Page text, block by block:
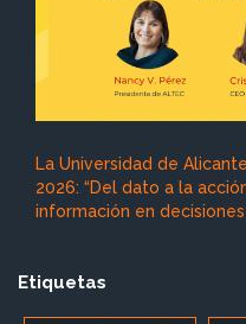
La Universidad de
2026: “Del dato a la
información en
Etiquetas